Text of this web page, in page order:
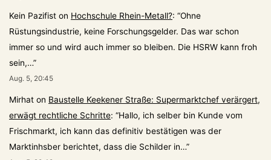
Kein Pazifist on Hochschule Rhein-Metall?: “Ohne
Rüstungsindustrie, keine Forschungsgelder. Das war schon
immer so und wird auch immer so bleiben. Die HSRW kann froh
sein,…”
Aug. 5, 20:45
Mirhat on Baustelle Keekener Straße: Supermarktchef verärgert,
erwägt rechtliche Schritte: “Hallo, ich selber bin Kunde vom
Frischmarkt, ich kann das definitiv bestätigen was der
Marktinhsber berichtet, dass die Schilder in…”